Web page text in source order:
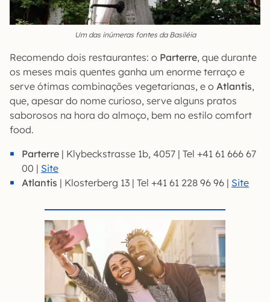
Um das inúmeras fontes da Basiléia
Recomendo dois restaurantes: o Parterre, que durante
os meses mais quentes ganha um enorme terraço e
serve ótimas combinações vegetarianas, e o Atlantis,
que, apesar do nome curioso, serve alguns pratos
saborosos na hora do almoço, bem no estilo comfort
food.
Parterre | Klybeckstrasse 1b, 4057 | Tel +41 61 666 67
00 | Site
Atlantis | Klosterberg 13 | Tel +41 61 228 96 96 | Site